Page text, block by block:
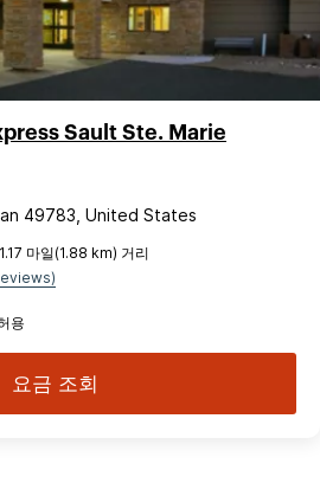
Sault Ste. Marie
49783, United States
마일(1.88 km) 거리
용
요금 조회